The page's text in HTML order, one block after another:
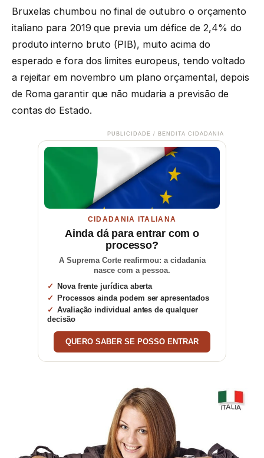
Bruxelas chumbou no final de outubro o orçamento
italiano para 2019 que previa um défice de 2,4% do
produto interno bruto (PIB), muito acima do
esperado e fora dos limites europeus, tendo voltado
a rejeitar em novembro um plano orçamental, depois
de Roma garantir que não mudaria a previsão de
contas do Estado.
PUBLICIDADE / BENDITA CIDADANIA
CIDADANIA ITALIANA
Ainda dá para entrar com o
processo?
A Suprema Corte reafirmou: a cidadania
nasce com a pessoa.
Nova frente jurídica aberta
Processos ainda podem ser apresentados
Avaliação individual antes de qualquer
decisão
QUERO SABER SE POSSO ENTRAR